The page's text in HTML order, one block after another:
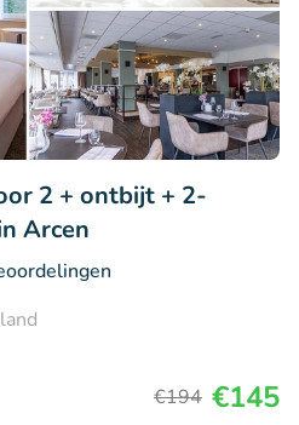
2 + ontbijt + 2-
Arcen
€194 €145